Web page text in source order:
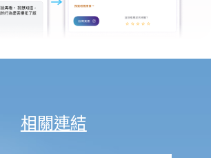
用期間遭遇意外（簡稱工傷意外）？
相關連結